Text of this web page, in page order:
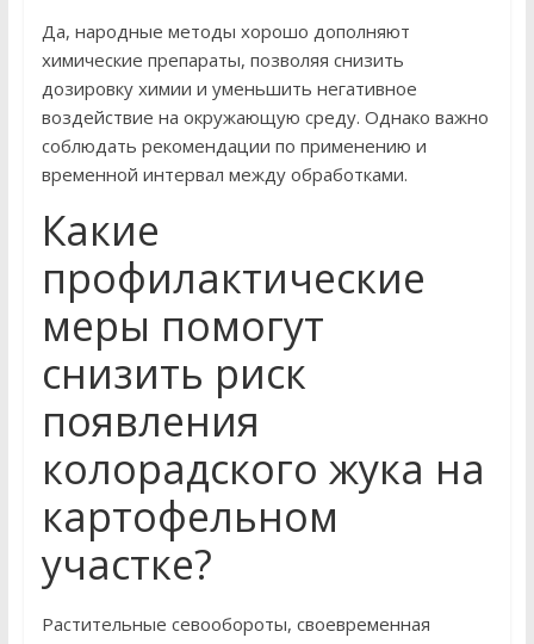
Да, народные методы хорошо дополняют
химические препараты, позволяя снизить
дозировку химии и уменьшить негативное
воздействие на окружающую среду. Однако важно
соблюдать рекомендации по применению и
временной интервал между обработками.
Какие
профилактические
меры помогут
снизить риск
появления
колорадского жука на
картофельном
участке?
Растительные севообороты, своевременная